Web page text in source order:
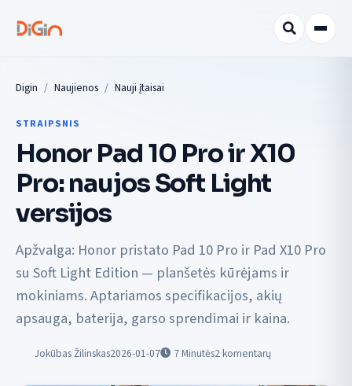
Digin Naujienos Nauji įtaisai
STRAIPSNIS
Honor Pad 10 Pro ir X10
Pro: naujos Soft Light
versijos
Apžvalga: Honor pristato Pad 10 Pro ir Pad X10 Pro
su Soft Light Edition — planšetės kūrėjams ir
mokiniams. Aptariamos specifikacijos, akių
apsauga, baterija, garso sprendimai ir kaina.
Jokūbas Žilinskas2026-01-07 7Minutės2 komentarų